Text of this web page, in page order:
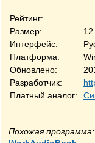
Рейтинг:
Размер:
Интерфейс:
Платформа:
Обновлено:
Разработчик:
Платный аналог:
Похожая программа: